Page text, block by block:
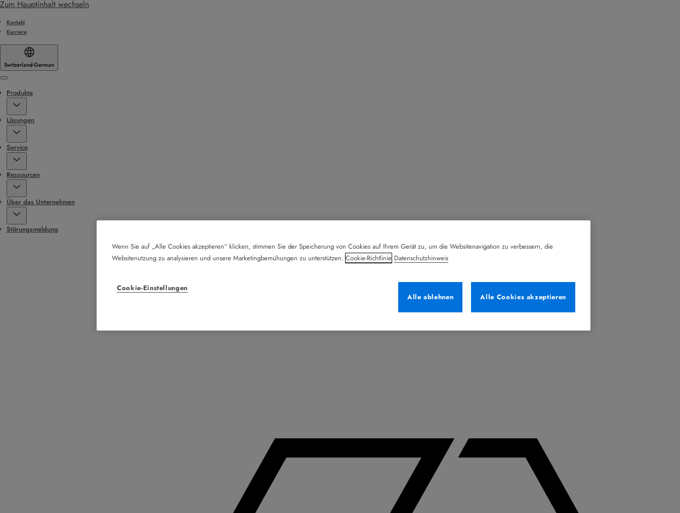
Zum Hauptinhalt wechseln
Kontakt
Karriere
Switzerland·German
Menu
Produkte
Lösungen
Service
Ressourcen
Über das Unternehmen
Störungsmeldung
Wenn Sie auf „Alle Cookies akzeptieren“ klicken, stimmen Sie der Speicherung von Cookies auf Ihrem Gerät zu, um die Websitenavigation zu verbessern, die
Websitenutzung zu analysieren und unsere Marketingbemühungen zu unterstützen. Cookie-Richtlinie Datenschutzhinweis
Cookie-Einstellungen
Alle ablehnen
Alle Cookies akzeptieren